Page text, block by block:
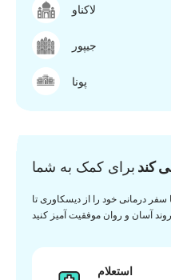
لاکناو
جیپور
پونا
کند برای کمک به شما
سفر درمانی خود را از دیسکاوری تا
استعلام